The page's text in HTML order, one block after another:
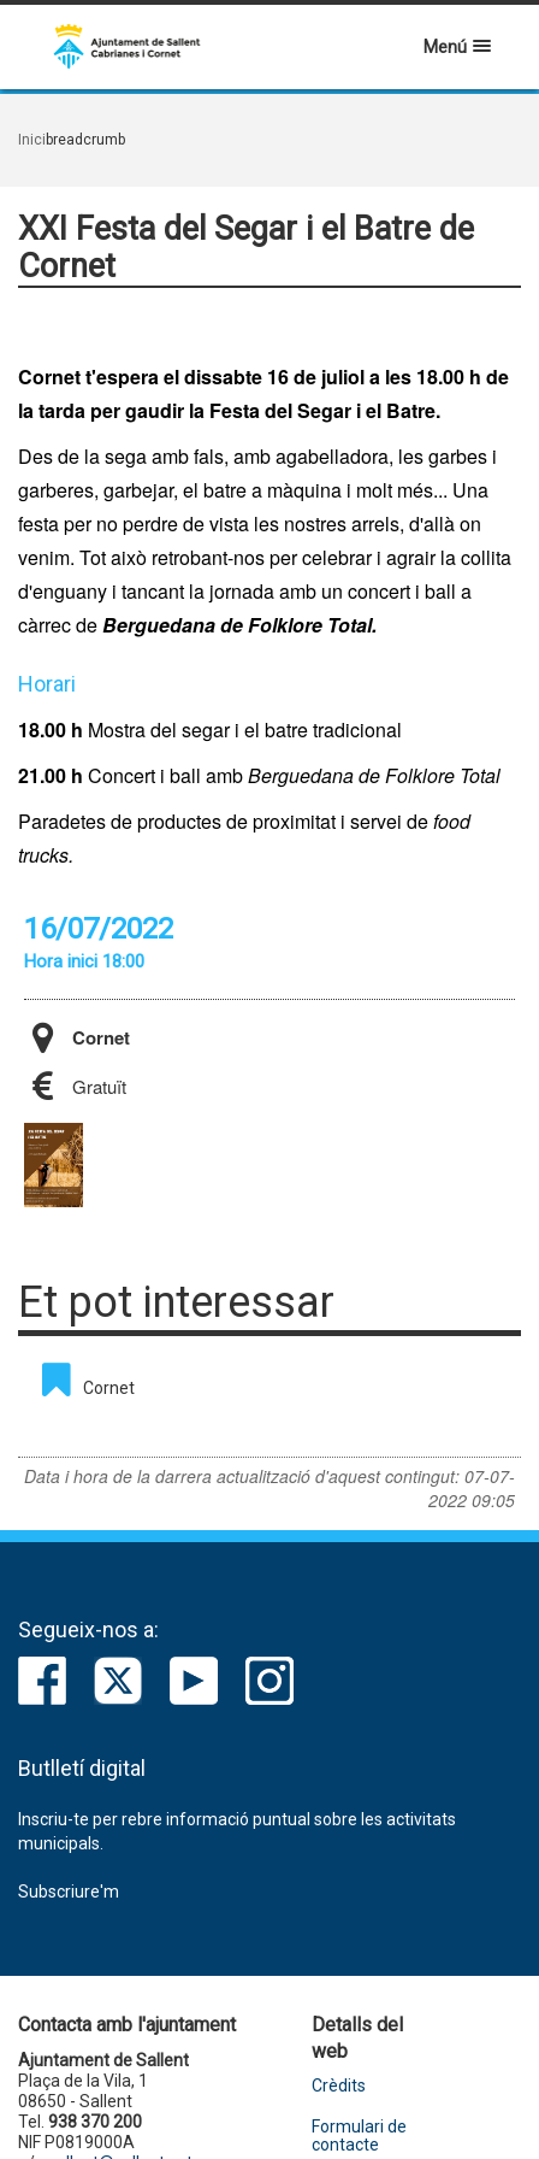
Menú
Inici breadcrumb
XXI Festa del Segar i el Batre de
Cornet
Cornet t'espera el dissabte 16 de juliol a les 18.00 h de
la tarda per gaudir la Festa del Segar i el Batre.
Des de la sega amb fals, amb agabelladora, les garbes i
garberes, garbejar, el batre a màquina i molt més... Una
festa per no perdre de vista les nostres arrels, d'allà on
venim. Tot això retrobant-nos per celebrar i agrair la collita
d'enguany i tancant la jornada amb un concert i ball a
càrrec deBerguedana de Folklore Total.
Horari
18.00 h Mostra del segar i el batre tradicional
21.00 h Concert i ball ambBerguedana de Folklore Total
Paradetes de productes de proximitat i servei defood
trucks.
16/07/2022
Hora inici 18:00
Cornet
Gratuït
Et pot interessar
Cornet
Data i hora de la darrera actualització d'aquest contingut: 07-07-
2022 09:05
Segueix-nos a:
Butlletí digital
Inscriu-te per rebre informació puntual sobre les activitats
municipals.
Subscriure'm
Contacta amb l'ajuntament
Ajuntament de Sallent
Plaça de la Vila, 1
08650 - Sallent
Tel. 938 370 200
NIF P0819000A
Detalls del
web
Crèdits
Formulari de
contacte